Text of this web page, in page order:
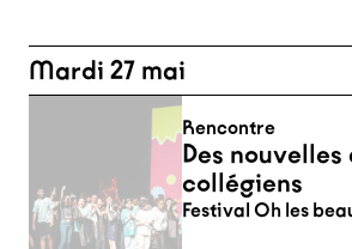
Mardi 27 mai
Rencontre
Des nouvelles
collégiens
Festival Oh les